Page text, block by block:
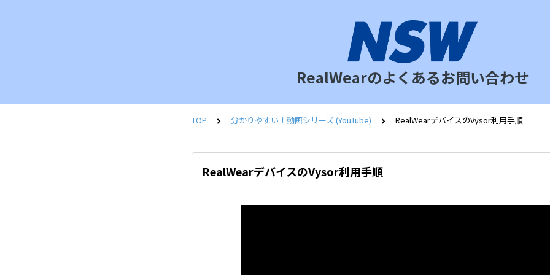
RealWearのよくあるお問い合わせ
TOP 分かりやすい！動画シリーズ (YouTube) RealWearデバイスのVysor利用手順
RealWearデバイスのVysor利用手順